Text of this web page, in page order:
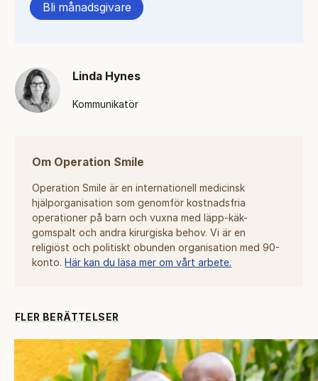
Bli månadsgivare
Linda Hynes
Kommunikatör
Om Operation Smile
Operation Smile är en internationell medicinsk
hjälporganisation som genomför kostnadsfria
operationer på barn och vuxna med läpp-käk-
gomspalt och andra kirurgiska behov. Vi är en
religiöst och politiskt obunden organisation med 90-
konto. Här kan du läsa mer om vårt arbete.
FLER BERÄTTELSER